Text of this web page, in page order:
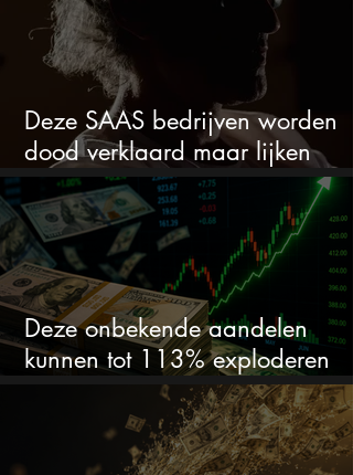
Deze SAAS bedrijven worden
dood verklaard maar lijken
springlevend
Deze onbekende aandelen
kunnen tot 113% exploderen
(één springt eruit)